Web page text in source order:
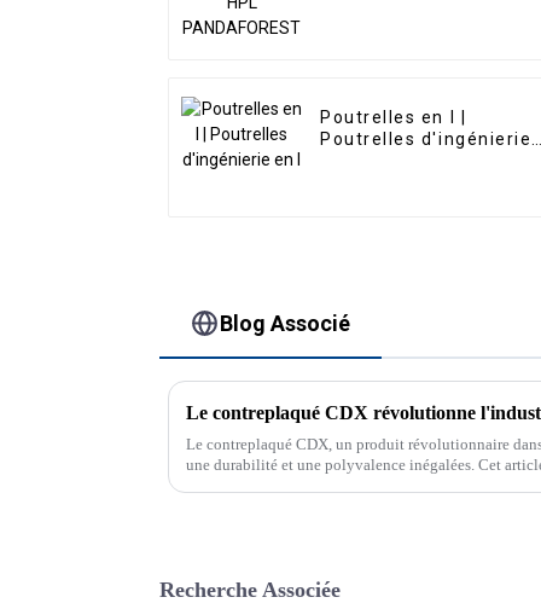
Poutrelles en I |
Poutrelles d'ingénierie
Blog Associé
Le contreplaqué CDX révolutionne
Le contreplaqué CDX, un produit révolutionnaire
une durabilité et une polyvalence inégalées. Cet
Recherche Associée